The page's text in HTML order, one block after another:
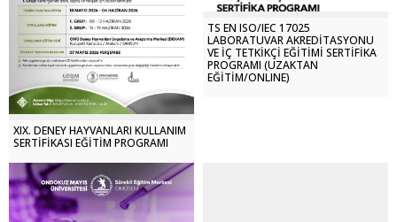
XIX. DENEY HAYVANLARI KULLANIM
SERTİFİKASI EĞİTİM PROGRAMI
TS EN ISO/IEC 17025
LABORATUVAR AKREDİTASYONU
VE İÇ TETKİKÇİ EĞİTİMİ SERTİFİKA
PROGRAMI (UZAKTAN
EĞİTİM/ONLINE)